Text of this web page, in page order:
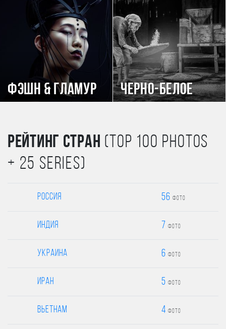
Фэшн & Гламур Черно-белое
Рейтинг стран (TOP 100 PHOTOS
+ 25 SERIES)
Россия 56 фото
Индия 7 фото
Украина 6 фото
Иран 5 фото
Вьетнам 4 фото